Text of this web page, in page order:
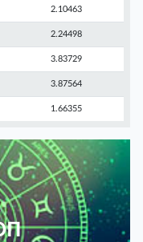
2.10463
2.24498
3.83729
3.87564
1.66355